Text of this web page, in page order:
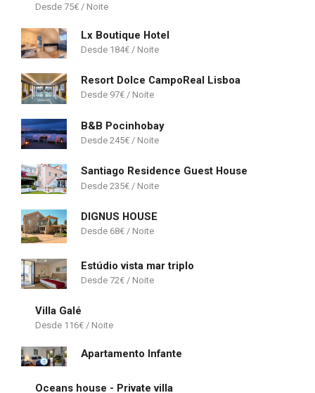
75€
Lx Boutique Hotel
184€
Resort Dolce CampoReal Lisboa
97€
B&B Pocinhobay
245€
Santiago Residence Guest House
235€
DIGNUS HOUSE
68€
Estúdio vista mar triplo
72€
Villa Galé
116€
Apartamento Infante
Oceans house - Private villa